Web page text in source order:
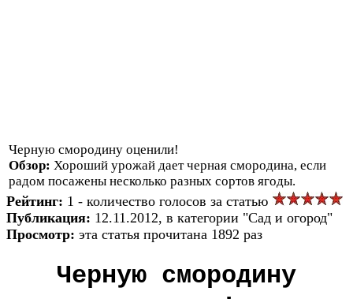
Черную смородину оценили!
Обзор: Хороший урожай дает черная смородина, если
радом посажены несколько разных сортов ягоды.
Рейтинг: 1 - количество голосов за статью
Публикация: 12.11.2012, в категории "Сад и огород"
Просмотр: эта статья прочитана 1892 раз
Черную смородину